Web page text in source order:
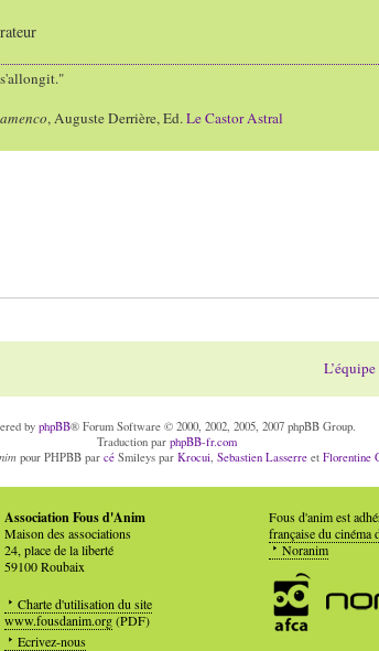
, Auguste Derrière, Ed.Le Castor Astral
by phpBB® Forum Software © 2000, 2002, 2005, 2007 phpBB Group.
Traduction parphpBB-fr.com
pour PHPBB parcé Smileys parKrocui,Sebastien Lasserre etFlorentine
Association Fous d'Anim
Maison des associations
24, place de la liberté
59100 Roubaix
Charte d'utilisation du site
www.fousdanim.org(PDF)
Ecrivez-nous
Fous d'anim est
française du cinéma
Noranim